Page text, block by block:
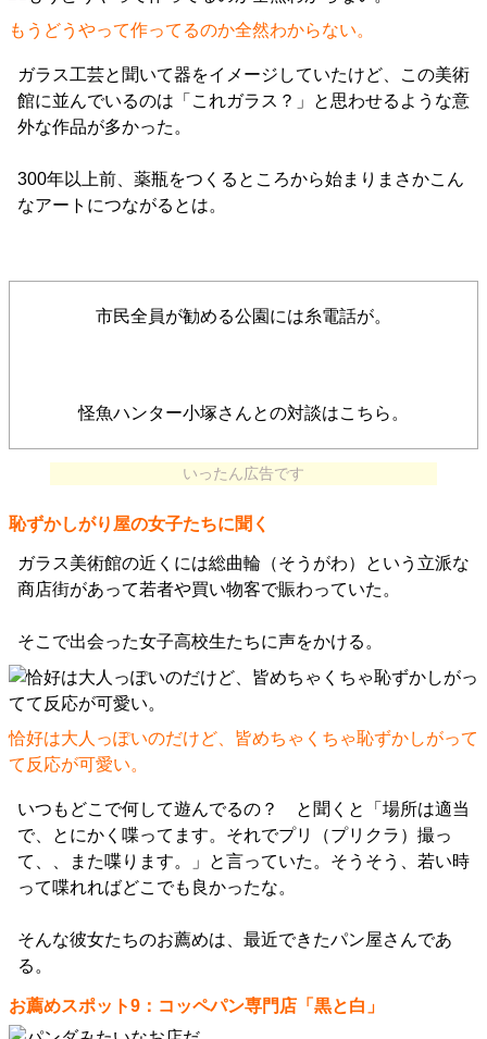
もうどうやって作ってるのか全然わからない。
ガラス工芸と聞いて器をイメージしていたけど、この美術
館に並んでいるのは「これガラス？」と思わせるような意
外な作品が多かった。
300年以上前、薬瓶をつくるところから始まりまさかこん
なアートにつながるとは。
市民全員が勧める公園には糸電話が。
怪魚ハンター小塚さんとの対談はこちら。
いったん広告です
恥ずかしがり屋の女子たちに聞く
ガラス美術館の近くには総曲輪（そうがわ）という立派な
商店街があって若者や買い物客で賑わっていた。
そこで出会った女子高校生たちに声をかける。
恰好は大人っぽいのだけど、皆めちゃくちゃ恥ずかしがって
て反応が可愛い。
いつもどこで何して遊んでるの？ と聞くと「場所は適当
で、とにかく喋ってます。それでプリ（プリクラ）撮っ
て、、また喋ります。」と言っていた。そうそう、若い時
って喋れればどこでも良かったな。
そんな彼女たちのお薦めは、最近できたパン屋さんであ
る。
お薦めスポット9：コッペパン専門店「黒と白」